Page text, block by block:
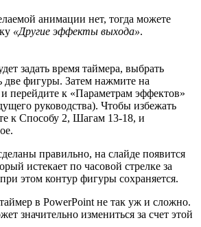
анимации нет, тогда можете
«Другие эффекты выхода».
задать время таймера, выбрать
две фигуры. Затем нажмите на
перейдите к «Параметрам эффектов»
руководства). Чтобы избежать
к Способу 2, Шагам 13-18, и
правильно, на слайде появится
истекает по часовой стрелке за
этом контур фигуры сохраняется.
в PowerPoint не так уж и сложно.
значительно измениться за счет этой